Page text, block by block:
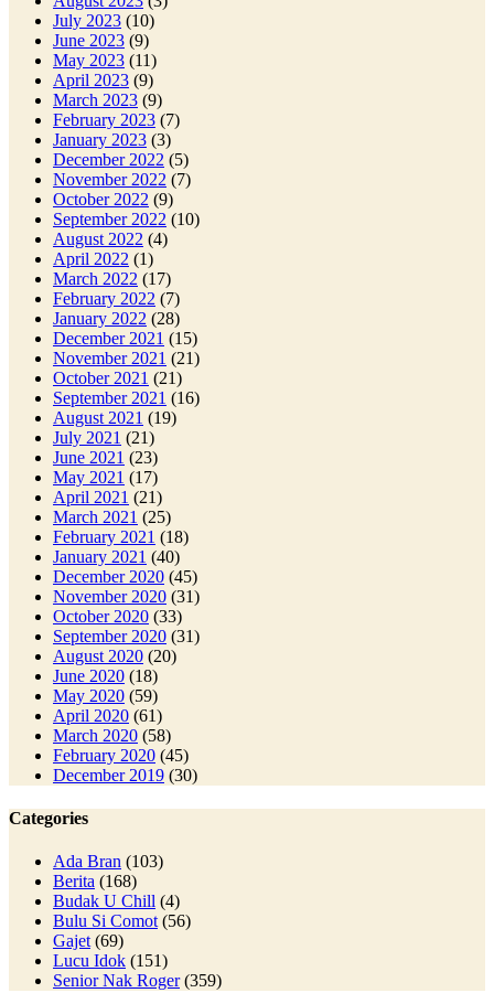
July 2023 (10)
June 2023 (9)
May 2023 (11)
April 2023 (9)
March 2023 (9)
February 2023 (7)
January 2023 (3)
December 2022 (5)
November 2022 (7)
October 2022 (9)
September 2022 (10)
August 2022 (4)
April 2022 (1)
March 2022 (17)
February 2022 (7)
January 2022 (28)
December 2021 (15)
November 2021 (21)
October 2021 (21)
September 2021 (16)
August 2021 (19)
July 2021 (21)
June 2021 (23)
May 2021 (17)
April 2021 (21)
March 2021 (25)
February 2021 (18)
January 2021 (40)
December 2020 (45)
November 2020 (31)
October 2020 (33)
September 2020 (31)
August 2020 (20)
June 2020 (18)
May 2020 (59)
April 2020 (61)
March 2020 (58)
February 2020 (45)
December 2019 (30)
Categories
Ada Bran (103)
Berita (168)
Budak U Chill (4)
Bulu Si Comot (56)
Gajet (69)
Lucu Idok (151)
Senior Nak Roger(359)